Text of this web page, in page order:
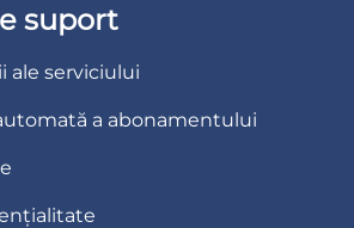
suport
ale serviciului
a abonamentului